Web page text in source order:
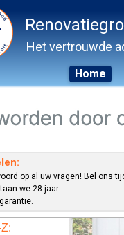
Het vertrouwde
Home
op al uw vragen! Bel ons
we 28 jaar.